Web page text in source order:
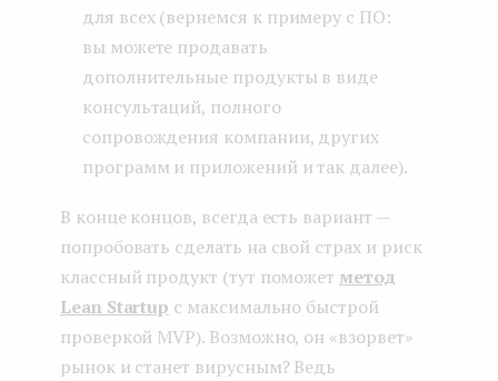
для всех (вернемся к примеру с ПО:
вы можете продавать
дополнительные продукты в виде
консультаций, полного
сопровождения компании, других
программ и приложений и так далее).
В конце концов, всегда есть вариант —
попробовать сделать на свой страх и риск
классный продукт (тут поможет метод
Lean Startup с максимально быстрой
проверкой MVP). Возможно, он «взорвет»
рынок и станет вирусным? Ведь